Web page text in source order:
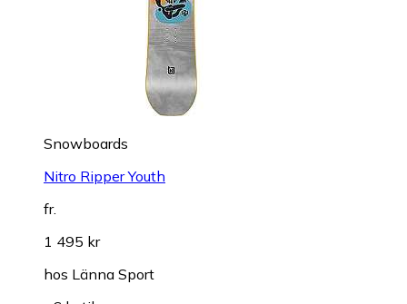
Snowboards
Nitro Ripper Youth
fr.
1 495 kr
hos Länna Sport